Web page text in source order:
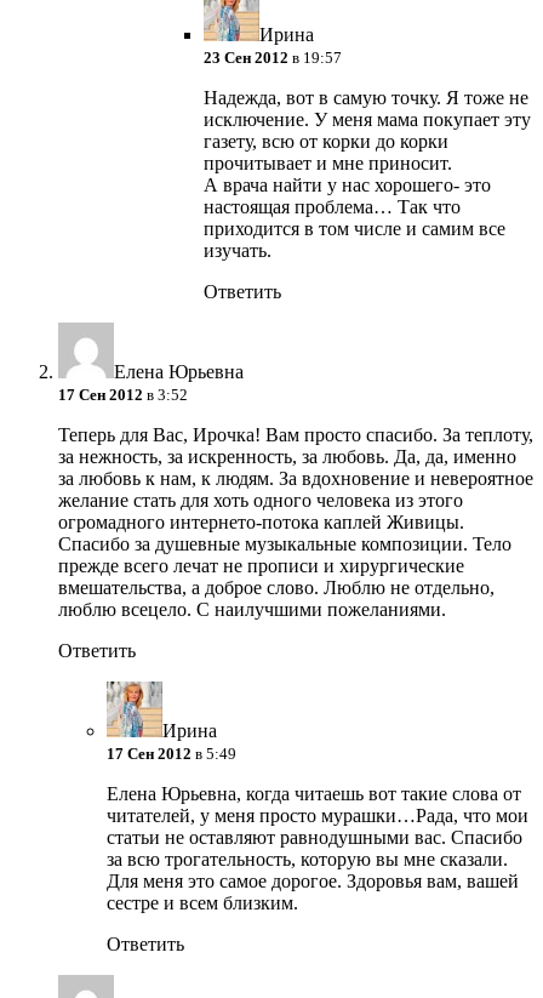
Ирина
23 Сен 2012 в 19:57
Надежда, вот в самую точку. Я тоже не
исключение. У меня мама покупает эту
газету, всю от корки до корки
прочитывает и мне приносит.
А врача найти у нас хорошего- это
настоящая проблема… Так что
приходится в том числе и самим все
изучать.
Ответить
Елена Юрьевна
17 Сен 2012 в 3:52
Теперь для Вас, Ирочка! Вам просто спасибо. За теплоту,
за нежность, за искренность, за любовь. Да, да, именно
за любовь к нам, к людям. За вдохновение и невероятное
желание стать для хоть одного человека из этого
огромадного интернето-потока каплей Живицы.
Спасибо за душевные музыкальные композиции. Тело
прежде всего лечат не прописи и хирургические
вмешательства, а доброе слово. Люблю не отдельно,
люблю всецело. С наилучшими пожеланиями.
Ответить
Ирина
17 Сен 2012 в 5:49
Елена Юрьевна, когда читаешь вот такие слова от
читателей, у меня просто мурашки…Рада, что мои
статьи не оставляют равнодушными вас. Спасибо
за всю трогательность, которую вы мне сказали.
Для меня это самое дорогое. Здоровья вам, вашей
сестре и всем близким.
Ответить